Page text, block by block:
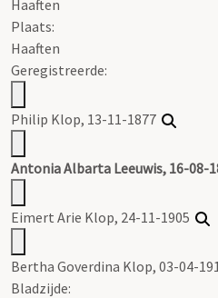
Haaften
Plaats:
Haaften
Geregistreerde:
Philip Klop, 13-11-1877
Antonia Albarta Leeuwis, 16-08-
Eimert Arie Klop, 24-11-1905
Bertha Goverdina Klop, 03-04-
Bladzijde: